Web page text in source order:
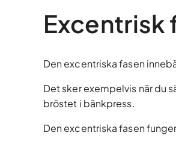
Excentrisk
Den excentriska fasen
Det sker exempelvis när du
bröstet i bänkpress.
Den excentriska fasen